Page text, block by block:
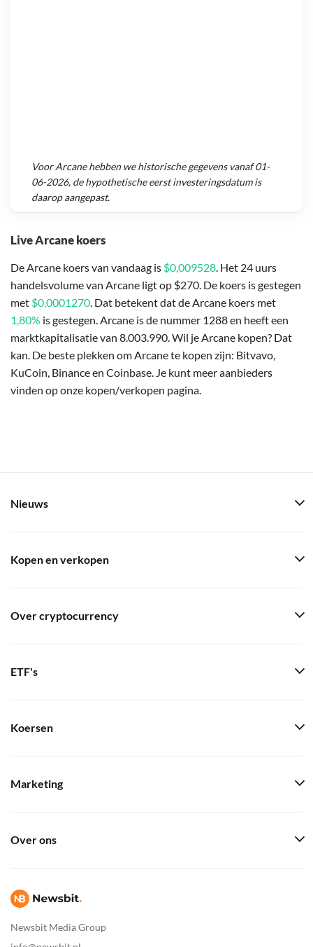
Live Arcane koers
De Arcane koers van vandaag is $0,009528. Het 24 uurs
handelsvolume van Arcane ligt op $270. De koers is gestegen
met $0,0001270. Dat betekent dat de Arcane koers met
1,80% is gestegen. Arcane is de nummer 1288 en heeft een
marktkapitalisatie van 8.003.990. Wil je Arcane kopen? Dat
kan. De beste plekken om Arcane te kopen zijn: Bitvavo,
KuCoin, Binance en Coinbase. Je kunt meer aanbieders
vinden op onze kopen/verkopen pagina.
VoorArcanehebben we historische gegevens vanaf01-
06-2026, de hypothetische eerst investeringsdatum is
daarop aangepast.
Newsbit Media Group
Nieuws
Kopen en verkopen
Over cryptocurrency
ETF's
Koersen
Marketing
Over ons